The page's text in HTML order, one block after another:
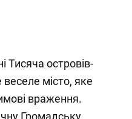
Тисяча островів-
місто, яке
враження.
Громадську